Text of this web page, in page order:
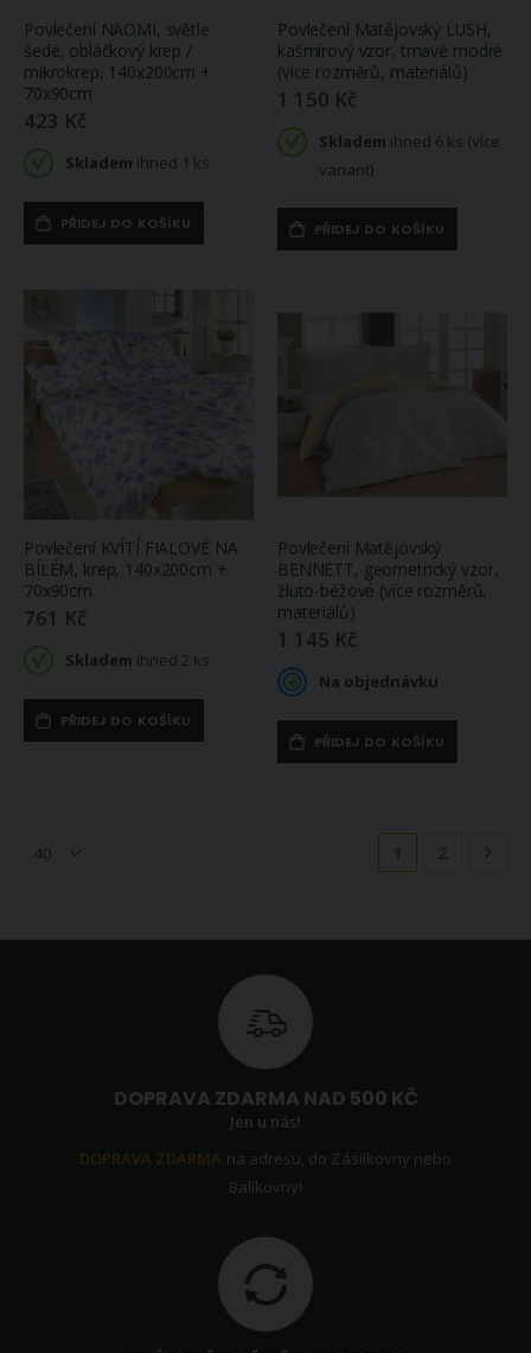
Povlečení NAOMI, světle
šedé, obláčkový krep /
mikrokrep, 140x200cm +
70x90cm
423 Kč
Skladem ihned 1 ks
PŘIDEJ DO KOŠÍKU
Povlečení Matějovský LUSH,
kašmírový vzor, tmavě modré
(více rozměrů, materiálů)
1 150 Kč
Skladem ihned 6 ks (více
variant)
PŘIDEJ DO KOŠÍKU
Povlečení KVÍTÍ FIALOVÉ NA
BÍLÉM, krep, 140x200cm +
70x90cm
761 Kč
Skladem ihned 2 ks
PŘIDEJ DO KOŠÍKU
Povlečení Matějovský
BENNETT, geometrický vzor,
žluto-béžové (více rozměrů,
materiálů)
1 145 Kč
Na objednávku
PŘIDEJ DO KOŠÍKU
DOPRAVA ZDARMA NAD 500 KČ
Jen u nás!
DOPRAVA ZDARMA na adresu, do Zásilkovny nebo
Balíkovny!